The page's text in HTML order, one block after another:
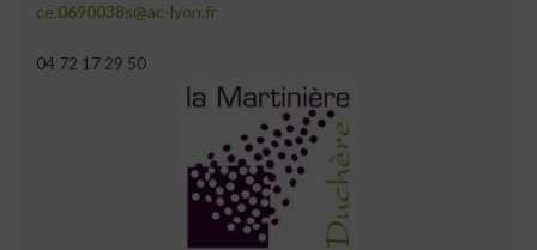
ce.0690038s@ac-lyon.fr
04 72 17 29 50